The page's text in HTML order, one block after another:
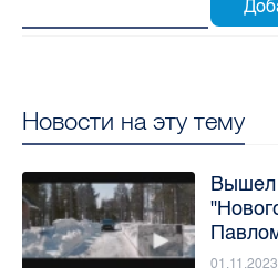
Новости на эту тему
Вышел